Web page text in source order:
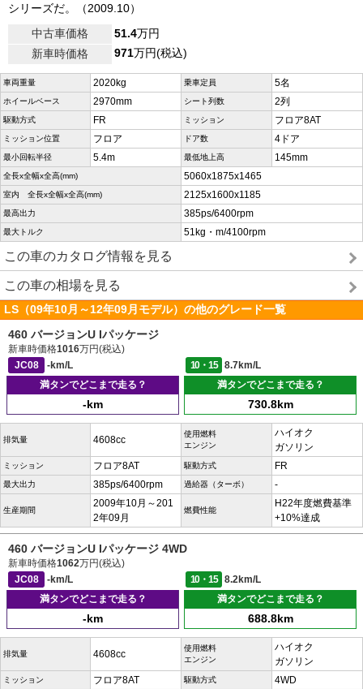
シリーズだ。（2009.10）
中古車価格
51.4万円
新車時価格
971万円(税込)
車両重量 2020kg 乗車定員 5名
ホイールベース 2970mm シート列数 2列
駆動方式 FR ミッション フロア8AT
ミッション位置 フロア ドア数 4ドア
最小回転半径 5.4m 最低地上高 145mm
全長x全幅x全高(mm) 5060x1875x1465
室内 全長x全幅x全高(mm) 2125x1600x1185
最高出力 385ps/6400rpm
最大トルク 51kg・m/4100rpm
この車のカタログ情報を見る
この車の相場を見る
LS（09年10月～12年09月モデル）の他のグレード一覧
460 バージョンU Iパッケージ
新車時価格1016万円(税込)
JC08
-km/L 10・15
8.7km/L
満タンでどこまで走る？
-km
満タンでどこまで走る？
730.8km
排気量 4608cc
使用燃料
エンジン
ハイオク
ガソリン
ミッション フロア8AT 駆動方式 FR
最大出力 385ps/6400rpm 過給器（ターボ） -
生産期間
2009年10月～201
2年09月
燃費性能
H22年度燃費基準
+10%達成
460 バージョンU Iパッケージ 4WD
新車時価格1062万円(税込)
JC08
-km/L 10・15
8.2km/L
満タンでどこまで走る？
-km
満タンでどこまで走る？
688.8km
排気量 4608cc
使用燃料
エンジン
ハイオク
ガソリン
ミッション フロア8AT 駆動方式 4WD